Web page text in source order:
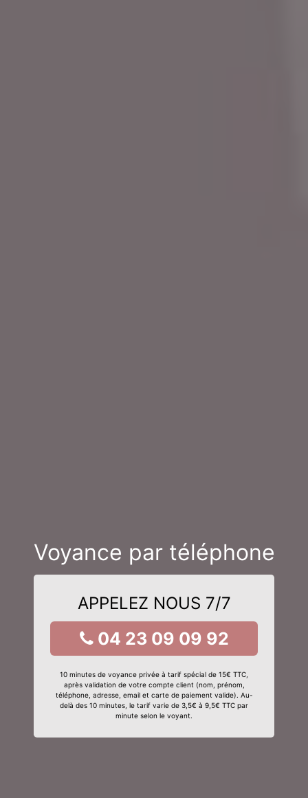
Voyance par téléphone
APPELEZ NOUS 7/7
04 23 09 09 92
10 minutes de voyance privée à tarif spécial de 15€ TTC,
après validation de votre compte client (nom, prénom,
téléphone, adresse, email et carte de paiement valide). Au-
delà des 10 minutes, le tarif varie de 3,5€ à 9,5€ TTC par
minute selon le voyant.